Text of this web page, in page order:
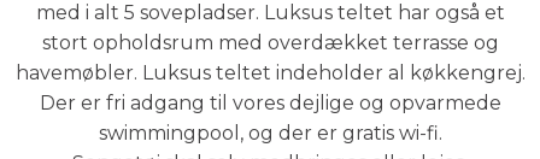
med i alt 5 sovepladser. Luksus teltet har også et
stort opholdsrum med overdækket terrasse og
havemøbler. Luksus teltet indeholder al køkkengrej.
Der er fri adgang til vores dejlige og opvarmede
swimmingpool, og der er gratis wi-fi.